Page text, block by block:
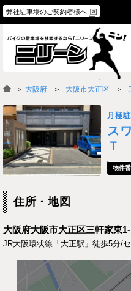
弊社駐車場のご契約者様へ
物件一覧
よくあるご質問
＞ 大阪府 大阪市大正区
月極
ス
Ｔ
住所・地図
大阪府大阪市大正区三軒家東
JR大阪環状線「大正駅」徒歩5分/